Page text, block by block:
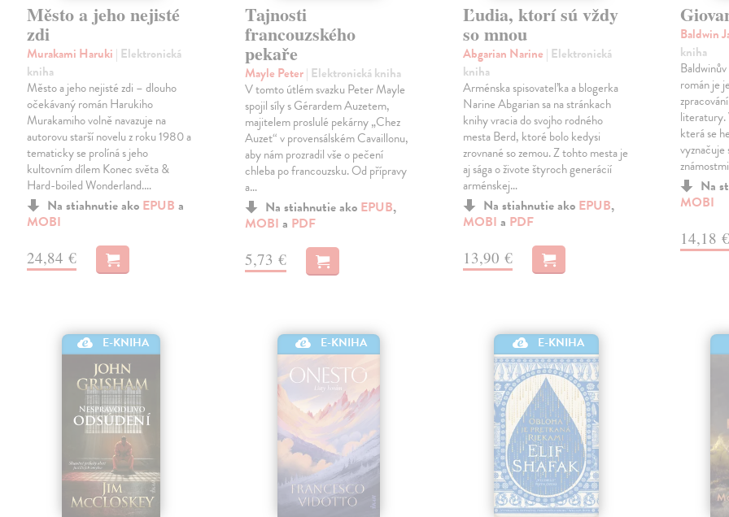
Město a jeho nejisté
zdi
Murakami Haruki | Elektronická
kniha
Město a jeho nejisté zdi – dlouho
očekávaný román Harukiho
Murakamiho volně navazuje na
autorovu starší novelu z roku 1980 a
tematicky se prolíná s jeho
kultovním dílem Konec světa &
Hard-boiled Wonderland.…
Na stiahnutie ako EPUB a
MOBI
24,84 €
Tajnosti
francouzského
pekaře
Mayle Peter| Elektronická kniha
V tomto útlém svazku Peter Mayle
spojil síly s Gérardem Auzetem,
majitelem proslulé pekárny „Chez
Auzet“ v provensálském Cavaillonu,
aby nám prozradil vše o pečení
chleba po francouzsku. Od přípravy
a…
Na stiahnutie ako EPUB,
MOBI a PDF
5,73 €
Ľudia, ktorí sú vždy
so mnou
Abgarian Narine | Elektronická
kniha
Arménska spisovateľka a blogerka
Narine Abgarian sa na stránkach
knihy vracia do svojho rodného
mesta Berd, ktoré bolo kedysi
zrovnané so zemou. Z tohto mesta je
aj sága o živote štyroch generácií
arménskej…
Na stiahnutie ako EPUB,
MOBI a PDF
13,90 €
Baldwin
kniha
román je
literatury.
která se
vyznačuje
Na
MOBI
14,18 €
E-KNIHA E-KNIHA E-KNIHA